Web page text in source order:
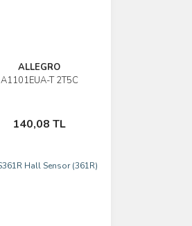
ALLEGRO
A1101EUA-T 2T5C
140,08 TL
İncele
Sepete Ekle